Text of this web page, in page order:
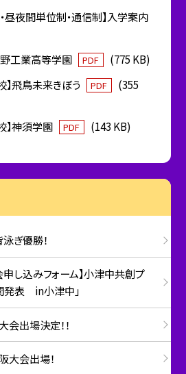
昼夜間単位制・通信制】入学案内
野工業高等学園
PDF
(775 KB)
】飛鳥未来きぼう
PDF
(355
】神須学園
PDF (143 KB)
ぎ優勝！
し込みフォーム】小津中共創プ
発表 in小津中」
出場決定！！
会出場！